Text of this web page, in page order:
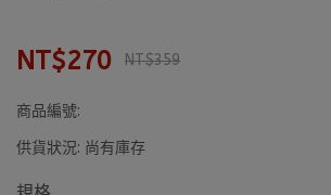
NT$270 NT$359
商品編號:
供貨狀況: 尚有庫存